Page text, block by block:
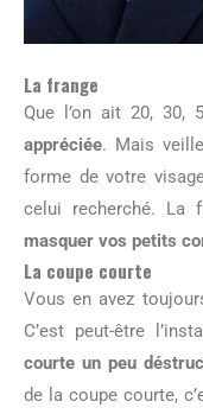
La frange
Que l’on ait 20, 30,
appréciée. Mais
forme de votre
celui recherché. La
masquer vos petits
La coupe courte
Vous en avez
C’est peut-être
courte un peu
de la coupe courte,